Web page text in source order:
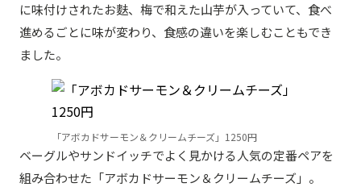
に味付けされたお麩、梅で和えた山芋が入っていて、食べ
進めるごとに味が変わり、食感の違いを楽しむこともでき
ました。
「アボカドサーモン＆クリームチーズ」1250円
ベーグルやサンドイッチでよく見かける人気の定番ペアを
組み合わせた「アボカドサーモン＆クリームチーズ」。